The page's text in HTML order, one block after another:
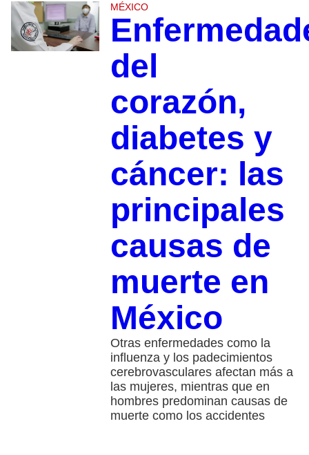
MÉXICO
del
corazón,
diabetes y
cáncer: las
principales
causas de
muerte en
México
Otras enfermedades como la
influenza y los padecimientos
cerebrovasculares afectan más a
las mujeres, mientras que en
hombres predominan causas de
muerte como los accidentes